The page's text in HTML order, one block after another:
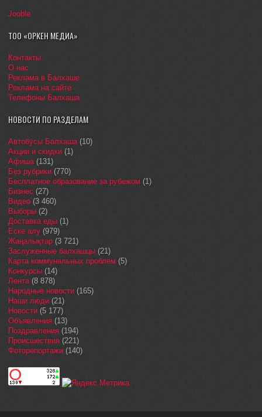
Jooble
ТОО «ОРКЕН МЕДИА»
Контакты
О нас
Реклама в Балхаше
Реклама на сайте
Телефоны Балхаша
НОВОСТИ ПО РАЗДЕЛАМ
Автобусы Балхаша(10)
Акции и скидки (1)
Афиша(131)
Без рубрики (770)
Бесплатное образование за рубежом (1)
Бизнес (27)
Видео (3 460)
Выборы (2)
Доставка еды (1)
Еске алу (979)
Жаңалықтар (3 721)
Заслуженные балхашцы (21)
Карта коммунальных проблем (5)
Конкурсы (14)
Лента(8 878)
Народные новости (165)
Наши люди (21)
Новости (5 177)
Объявления (13)
Поздравления (194)
Происшествия (221)
Фоторепортажи (140)